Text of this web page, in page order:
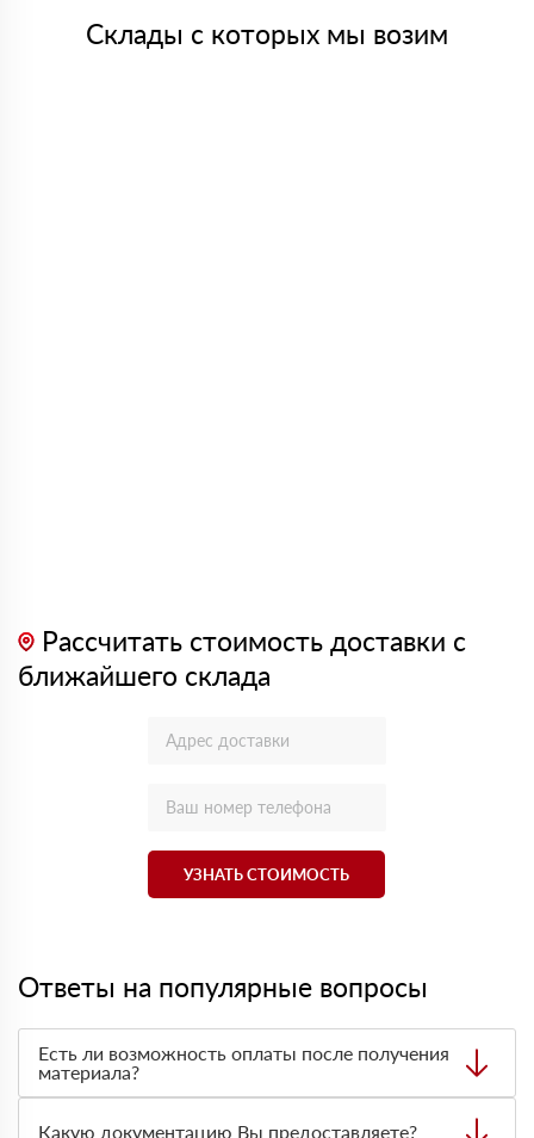
Склады с которых мы возим
Рассчитать стоимость доставки с
ближайшего склада
УЗНАТЬ СТОИМОСТЬ
Ответы на популярные вопросы
Есть ли возможность оплаты после получения
материала?
оплата по факту получения товара. При этом, если
Какую документацию Вы предоставляете?